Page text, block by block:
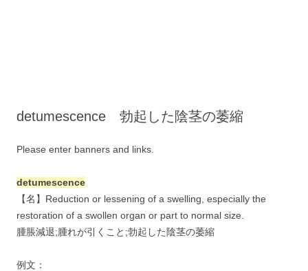
detumescence 勃起した陰茎の萎縮
Please enter banners and links.
detumescence
【名】Reduction or lessening of a swelling, especially the
restoration of a swollen organ or part to normal size.
腫脹減退;腫れが引くこと;勃起した陰茎の萎縮
例文：